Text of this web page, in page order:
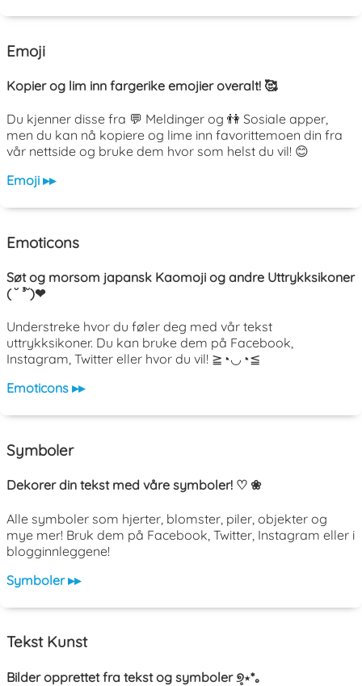
Emoji
Kopier og lim inn fargerike emojier overalt! 🥰
Du kjenner disse fra 💬 Meldinger og 👫 Sosiale apper,
men du kan nå kopiere og lime inn favorittemoen din fra
vår nettside og bruke dem hvor som helst du vil! 😊
Emoji ▸▸
Emoticons
Søt og morsom japansk Kaomoji og andre Uttrykksikoner
( ˘ ³˘)❤
Understreke hvor du føler deg med vår tekst
uttrykksikoner. Du kan bruke dem på Facebook,
Instagram, Twitter eller hvor du vil! ≧◔◡◔≦
Emoticons ▸▸
Symboler
Dekorer din tekst med våre symboler! ♡ ❀
Alle symboler som hjerter, blomster, piler, objekter og
mye mer! Bruk dem på Facebook, Twitter, Instagram eller i
blogginnleggene!
Symboler ▸▸
Tekst Kunst
Bilder opprettet fra tekst og symboler ୭̥⋆*｡